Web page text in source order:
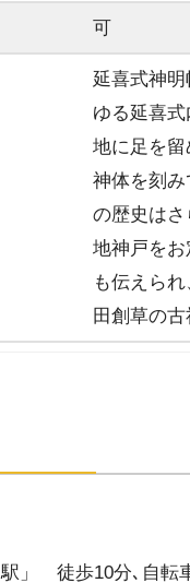
可
延喜式神
ゆる延喜
地に足を
神体を刻
の歴史は
地神戸を
も伝えら
田創草の
」 徒歩10分､自転